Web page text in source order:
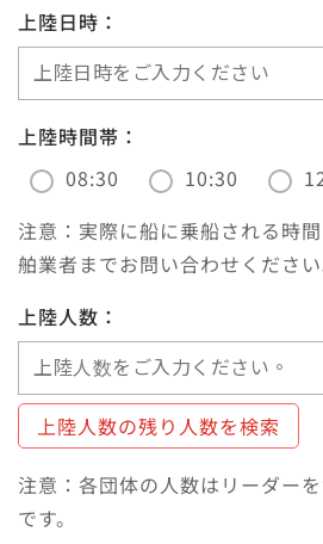
上陸日時：
上陸時間帯：
08:30
10:30
注意：実際に船に乗船される時
舶業者までお問い合わせくださ
上陸人数：
上陸人数の残り人数を検索
注意：各団体の人数はリーダー
です。